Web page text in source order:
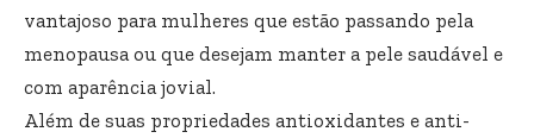
vantajoso para mulheres que estão passando pela
menopausa ou que desejam manter a pele saudável e
com aparência jovial.
Além de suas propriedades antioxidantes e anti-